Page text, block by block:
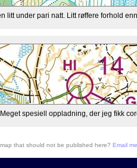
litt under pari natt. Litt røffere forhold
spesiell oppladning, der jeg fikk
that should not be published here? Email me